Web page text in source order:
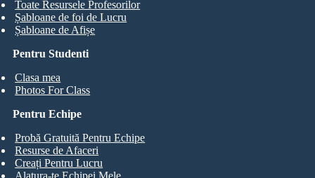
Pentru Studenti
Clasa mea
Photos For Class
Toate Resursele Profesorilor
Șabloane de foi de Lucru
Șabloane de Afișe
Pentru Echipe
Probă Gratuită Pentru Echipe
Resurse de Afaceri
Creați Pentru Lucru
Alatura-te Echipei Mele